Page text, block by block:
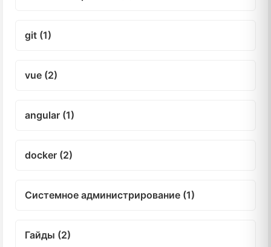
git (1)
vue (2)
angular (1)
docker (2)
Системное администрирование (1)
Гайды (2)